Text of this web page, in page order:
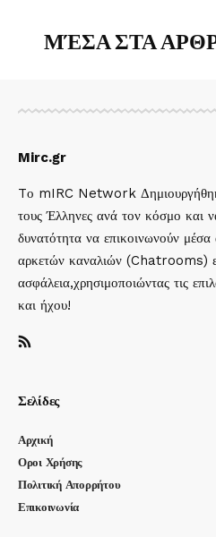
ΜΈΣΑ ΣΤΑ
Mirc.gr
Tο mIRC Network
τους Έλληνες ανά τον κόσμο και
δυνατότητα να επικοινωνούν μέσα
αρκετών καναλιών (Chatrooms)
ασφάλεια,χρησιμοποιώντας τις
και ήχου!
Σελίδες
Αρχική
Οροι Χρήσης
Πολιτική Απορρήτου
Επικοινωνία